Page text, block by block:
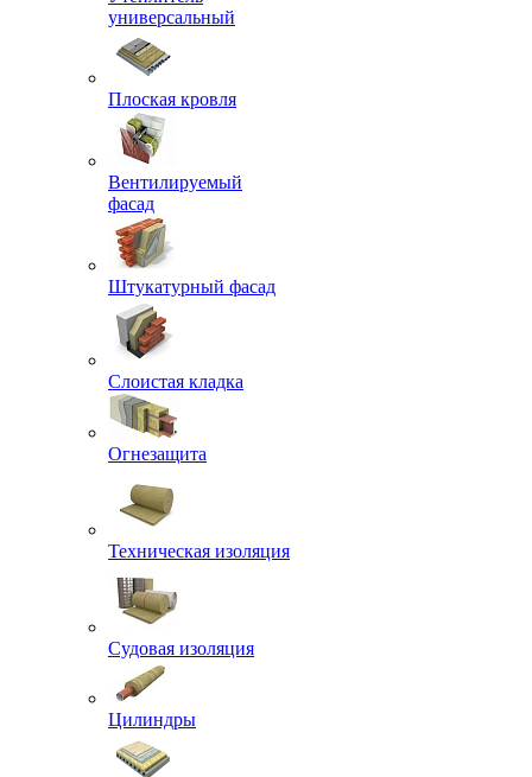
универсальный
Плоская кровля
Вентилируемый
фасад
Штукатурный фасад
Слоистая кладка
Огнезащита
Техническая изоляция
Судовая изоляция
Цилиндры